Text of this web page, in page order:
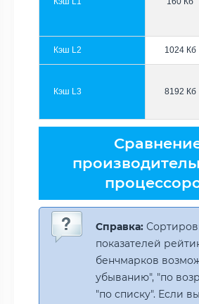
Кэш L2 1024 Кб
Кэш L3 8192 Кб
Справка:
показателей
бенчмарков
убыванию", "по
"по списку". Если